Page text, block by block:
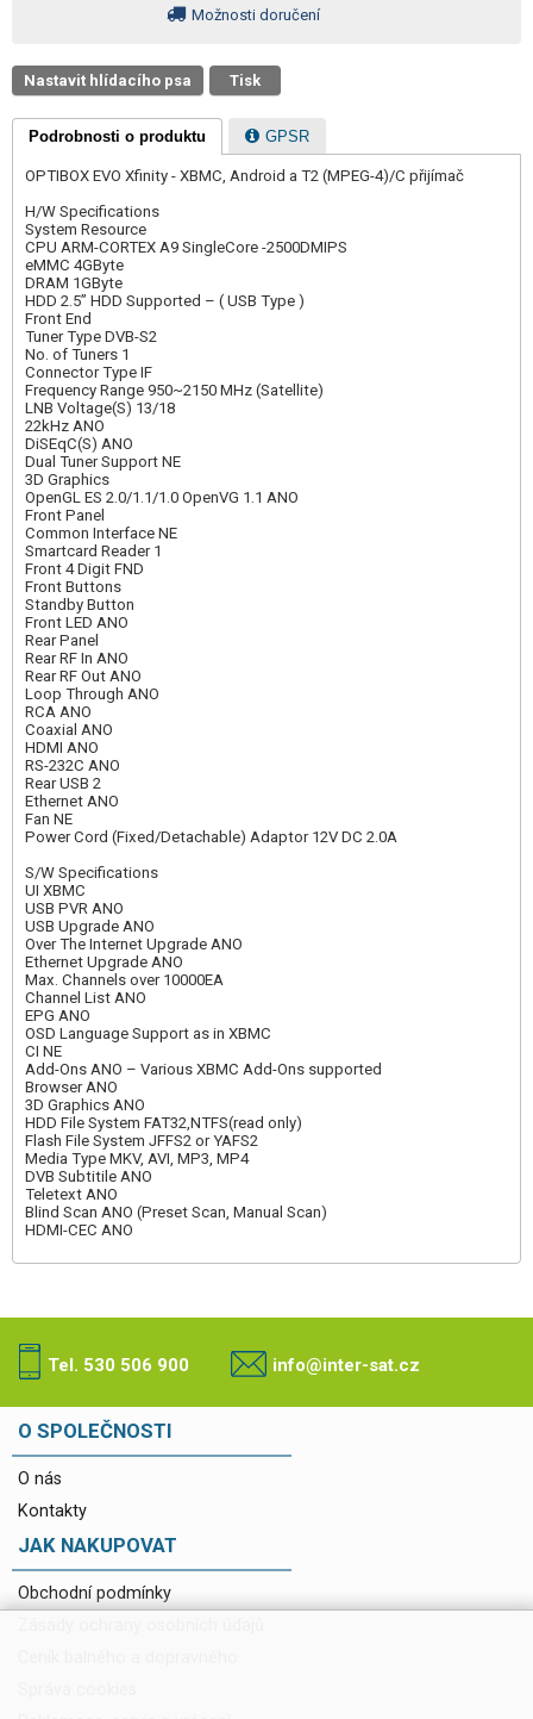
Možnosti doručení
Nastavit hlídacího psa Tisk
Podrobnosti o produktu GPSR
OPTIBOX EVO Xfinity - XBMC, Android a T2 (MPEG-4)/C přijímač
H/W Specifications
System Resource
CPU ARM-CORTEX A9 SingleCore -2500DMIPS
eMMC 4GByte
DRAM 1GByte
HDD 2.5” HDD Supported – ( USB Type )
Front End
Tuner Type DVB-S2
No. of Tuners 1
Connector Type IF
Frequency Range 950~2150 MHz (Satellite)
LNB Voltage(S) 13/18
22kHz ANO
DiSEqC(S) ANO
Dual Tuner Support NE
3D Graphics
OpenGL ES 2.0/1.1/1.0 OpenVG 1.1 ANO
Front Panel
Common Interface NE
Smartcard Reader 1
Front 4 Digit FND
Front Buttons
Standby Button
Front LED ANO
Rear Panel
Rear RF In ANO
Rear RF Out ANO
Loop Through ANO
RCA ANO
Coaxial ANO
HDMI ANO
RS-232C ANO
Rear USB 2
Ethernet ANO
Fan NE
Power Cord (Fixed/Detachable) Adaptor 12V DC 2.0A
S/W Specifications
UI XBMC
USB PVR ANO
USB Upgrade ANO
Over The Internet Upgrade ANO
Ethernet Upgrade ANO
Max. Channels over 10000EA
Channel List ANO
EPG ANO
OSD Language Support as in XBMC
CI NE
Add-Ons ANO – Various XBMC Add-Ons supported
Browser ANO
3D Graphics ANO
HDD File System FAT32,NTFS(read only)
Flash File System JFFS2 or YAFS2
Media Type MKV, AVI, MP3, MP4
DVB Subtitile ANO
Teletext ANO
Blind Scan ANO (Preset Scan, Manual Scan)
HDMI-CEC ANO
Tel. 530 506 900 info@inter-sat.cz
O SPOLEČNOSTI
O nás
Kontakty
JAK NAKUPOVAT
Obchodní podmínky